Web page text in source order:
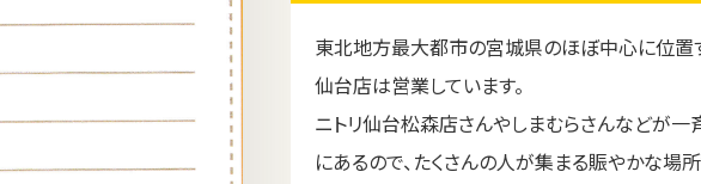
東北地方最大都市の宮城県のほぼ中心に位置
仙台店は営業しています。
ニトリ仙台松森店さんやしまむらさんなどが一
にあるので、たくさんの人が集まる賑やかな場